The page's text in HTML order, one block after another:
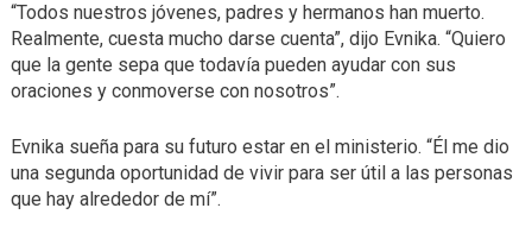
“Todos nuestros jóvenes, padres y hermanos han muerto.
Realmente, cuesta mucho darse cuenta”, dijo Evnika. “Quiero
que la gente sepa que todavía pueden ayudar con sus
oraciones y conmoverse con nosotros”.
Evnika sueña para su futuro estar en el ministerio. “Él me dio
una segunda oportunidad de vivir para ser útil a las personas
que hay alrededor de mí”.